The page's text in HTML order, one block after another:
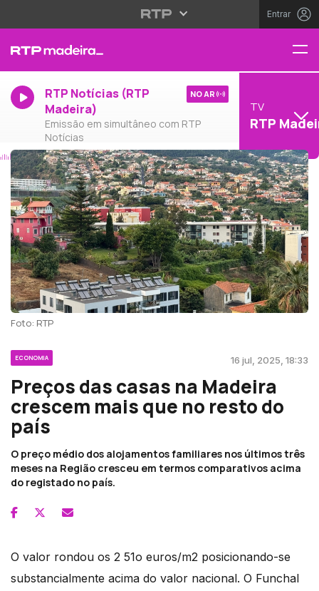
Entrar
RTP Notícias (RTP
Madeira)
Emissão em simultâneo com RTP
Notícias
NO AR
TV
RTP
Foto: RTP
ECONOMIA 16 jul, 2025, 18:33
Preços das casas na Madeira
crescem mais que no resto do
país
O preço médio dos alojamentos familiares nos últimos três
meses na Região cresceu em termos comparativos acima
do registado no país.
O valor rondou os 2 51o euros/m2 posicionando-se
substancialmente acima do valor nacional. O Funchal